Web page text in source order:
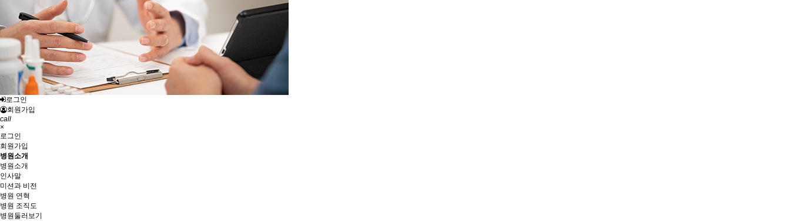
로그인
회원가입
call
×
로그인
회원가입
병원소개
병원소개
인사말
미션과 비전
병원 연혁
병원 조직도
병원둘러보기